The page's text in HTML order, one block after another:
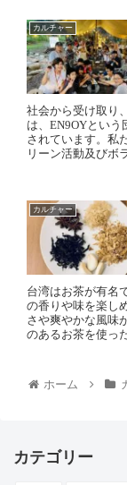
カルチャー
社会から受け取り
は、EN9OYとい
されています。私
リーン活動及びボ
カルチャー
台湾はお茶が有名
の香りや味を楽し
さや爽やかな風味
のあるお茶を使っ
ホーム
カテゴリー